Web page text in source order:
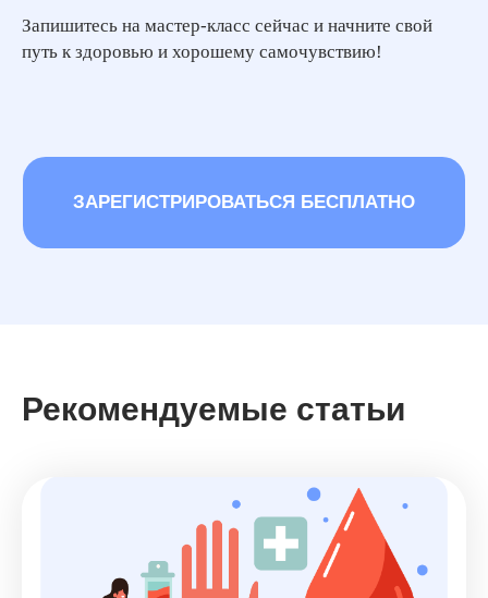
Запишитесь на мастер-класс сейчас и начните свой
путь к здоровью и хорошему самочувствию!
Рекомендуемые статьи